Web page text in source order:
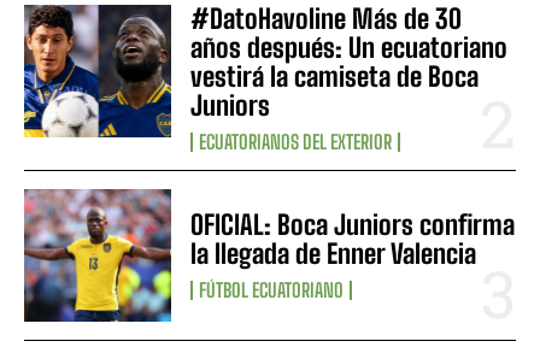
#DatoHavoline Más de 30
años después: Un ecuatoriano
vestirá la camiseta de Boca
Juniors
ECUATORIANOS DEL EXTERIOR
OFICIAL: Boca Juniors confirma
la llegada de Enner Valencia
FÚTBOL ECUATORIANO